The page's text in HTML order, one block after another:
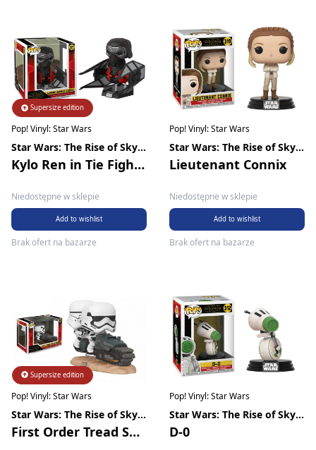
Supersize edition
Pop! Vinyl: Star Wars
Star Wars: The Rise of Skywalker
Kylo Ren in Tie Fighter
Niedostępne w sklepie
Add to wishlist
Brak ofert na bazarze
Pop! Vinyl: Star Wars
Star Wars: The Rise of Skywalker
Lieutenant Connix
Niedostępne w sklepie
Add to wishlist
Brak ofert na bazarze
Supersize edition
Pop! Vinyl: Star Wars
Star Wars: The Rise of Skywalker
First Order Tread Speeder
Pop! Vinyl: Star Wars
Star Wars: The Rise of Skywalker
D-0